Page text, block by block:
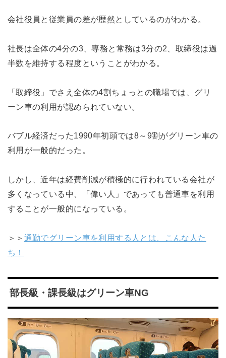
会社役員と従業員の差が歴然としているのがわかる。
社長は全体の4分の3、専務と常務は3分の2、取締役は過
半数を維持する程度ということがわかる。
「取締役」でさえ全体の4割ちょっとの職場では、グリ
ーン車の利用が認められていない。
バブル経済だった1990年初頭では8～9割がグリーン車の
利用が一般的だった。
しかし、近年は経費削減が積極的に行われている会社が
多くなっている中、「偉い人」であっても普通車を利用
することが一般的になっている。
＞＞ 通勤でグリーン車を利用する人とは、こんな人た
ち！
部長級・課長級はグリーン車NG